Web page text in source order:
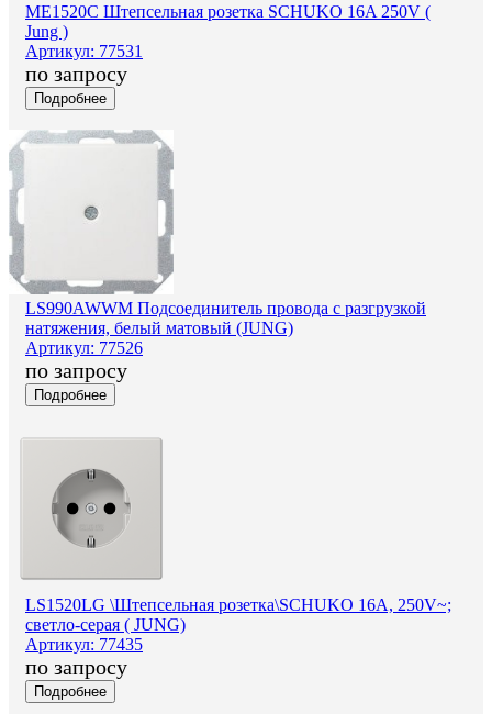
ME1520C Штепсельная розетка SCHUKO 16A 250V (
Jung )
Артикул: 77531
по запросу
Подробнее
LS990AWWM Подсоединитель провода с разгрузкой
натяжения, белый матовый (JUNG)
Артикул: 77526
по запросу
Подробнее
LS1520LG \Штепсельная розетка\SCHUKO 16A, 250V~;
светло-серая ( JUNG)
Артикул: 77435
по запросу
Подробнее